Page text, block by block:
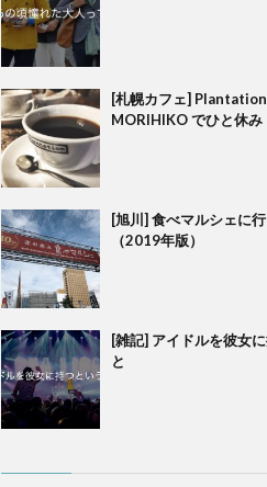
[札幌カフェ]
MORIHIKO でひと休み
[旭川] 食べマルシェに
（2019年版）
[雑記] アイドルを彼女
と